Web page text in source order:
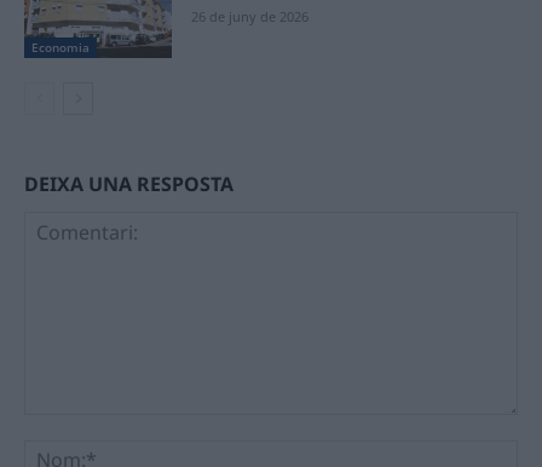
Economia
26 de juny de 2026
DEIXA UNA RESPOSTA